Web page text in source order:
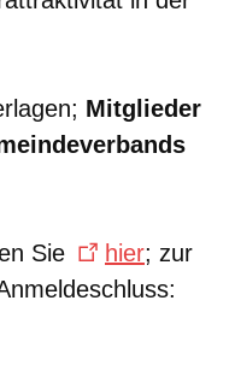
Mitglieder
Sie hier; zur